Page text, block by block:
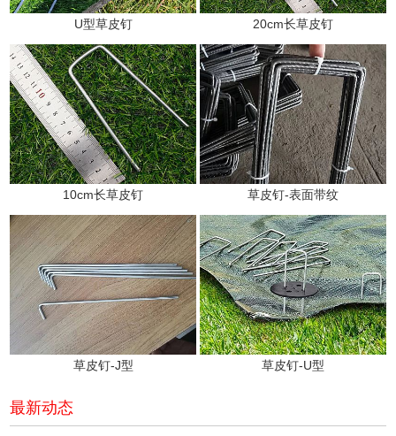
U型草皮钉 20cm长草皮钉
10cm长草皮钉 草皮钉-表面带纹
草皮钉-J型 草皮钉-U型
最新动态